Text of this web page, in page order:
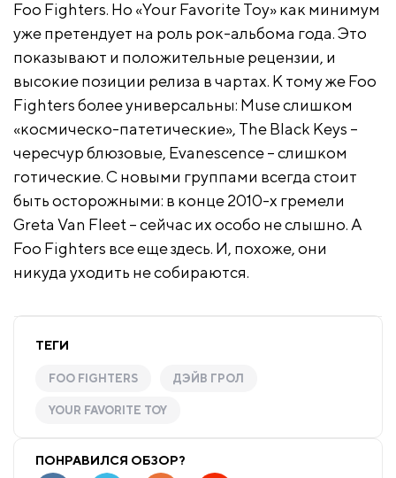
Foo Fighters. Но «Your Favorite Toy» как минимум
уже претендует на роль рок-альбома года. Это
показывают и положительные рецензии, и
высокие позиции релиза в чартах. К тому же Foo
Fighters более универсальны: Muse слишком
«космическо-патетические», The Black Keys –
чересчур блюзовые, Evanescence – слишком
готические. С новыми группами всегда стоит
быть осторожными: в конце 2010-х гремели
Greta Van Fleet – сейчас их особо не слышно. А
Foo Fighters все еще здесь. И, похоже, они
никуда уходить не собираются.
ТЕГИ
FOO FIGHTERS ДЭЙВ ГРОЛ
YOUR FAVORITE TOY
ПОНРАВИЛСЯ ОБЗОР?